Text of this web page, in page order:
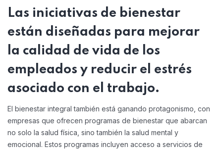
Las iniciativas de bienestar
están diseñadas para mejorar
la calidad de vida de los
empleados y reducir el estrés
asociado con el trabajo.
El bienestar integral también está ganando protagonismo, con
empresas que ofrecen programas de bienestar que abarcan
no solo la salud física, sino también la salud mental y
emocional. Estos programas incluyen acceso a servicios de